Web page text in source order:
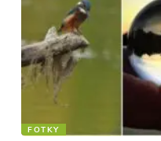
FOTKY